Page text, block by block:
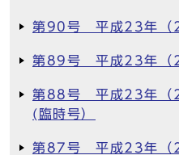
第90号 平成23年（
第89号 平成23年（
第88号 平成23年（
(臨時号）
第87号 平成23年（